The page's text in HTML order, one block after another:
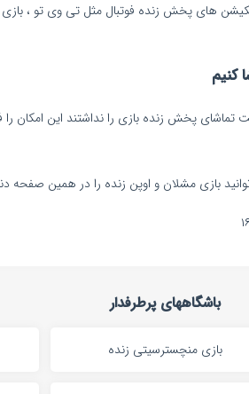
های پخش زنده فوتبال مثل تی وی تو ، بازی
کنیم
تماشای پخش زنده بازی را نداشتند این امکان را
بازی مشلان و اوپن زنده را در همین صفحه
باشگاههای پرطرفدار
بازی منچسترسیتی زنده